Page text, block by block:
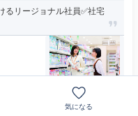
るリージョナル社員✅社宅
気になる